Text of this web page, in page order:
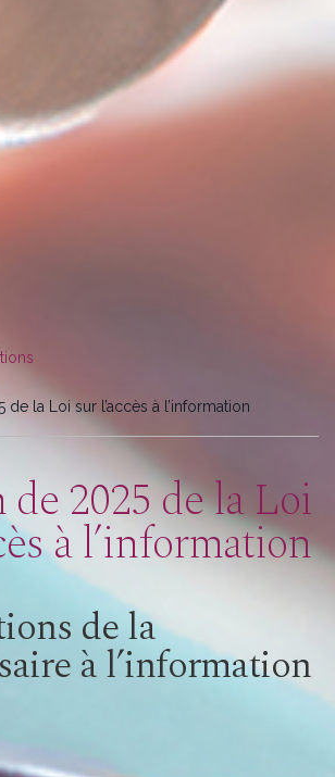
de la Loi sur l’accès à l’information
de 2025 de la Loi
à l’information
de la
à l’information